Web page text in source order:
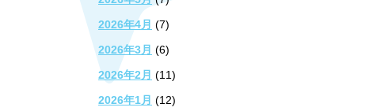
2026年4月 (7)
2026年3月 (6)
2026年2月 (11)
2026年1月 (12)